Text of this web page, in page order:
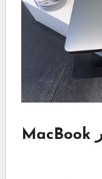
شركة آبل تسعى لتطوير MacBook